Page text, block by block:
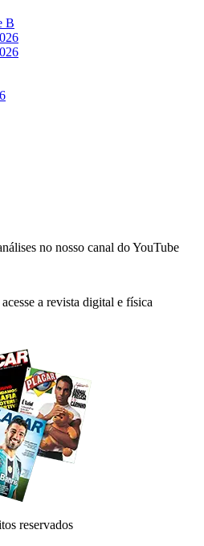
B
no nosso canal do YouTube
a revista digital e física
reservados